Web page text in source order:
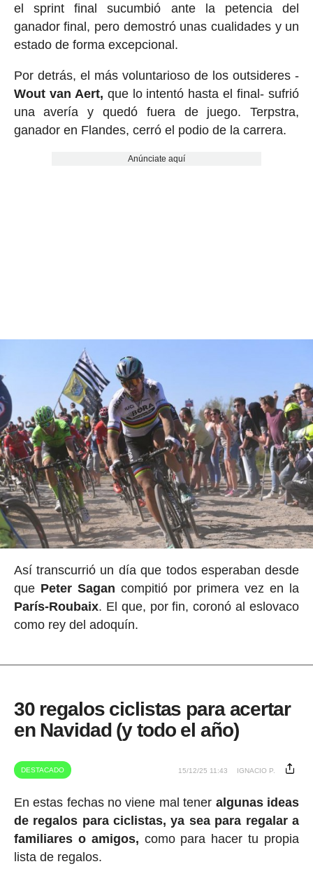
el sprint final sucumbió ante la petencia del
ganador final, pero demostró unas cualidades y un
estado de forma excepcional.
Por detrás, el más voluntarioso de los outsideres -
Wout van Aert, que lo intentó hasta el final- sufrió
una avería y quedó fuera de juego. Terpstra,
ganador en Flandes, cerró el podio de la carrera.
Anúnciate aquí
Así transcurrió un día que todos esperaban desde
que Peter Sagan compitió por primera vez en la
París-Roubaix. El que, por fin, coronó al eslovaco
como rey del adoquín.
30 regalos ciclistas para acertar
en Navidad (y todo el año)
DESTACADO 15/12/25 11:43 IGNACIO P.
En estas fechas no viene mal tener algunas ideas
de regalos para ciclistas, ya sea para regalar a
familiares o amigos, como para hacer tu propia
lista de regalos.